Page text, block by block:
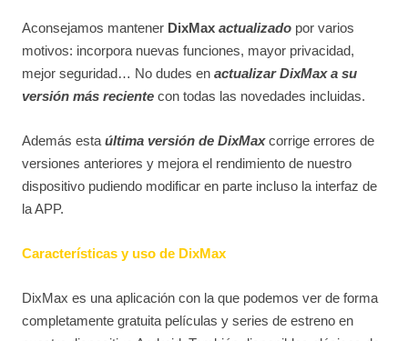
Aconsejamos mantener DixMax actualizado por varios
motivos: incorpora nuevas funciones, mayor privacidad,
mejor seguridad… No dudes en actualizar DixMax a su
versión más reciente con todas las novedades incluidas.
Además esta última versión de DixMaxcorrige errores de
versiones anteriores y mejora el rendimiento de nuestro
dispositivo pudiendo modificar en parte incluso la interfaz de
la APP.
Características y uso de DixMax
DixMax es una aplicación con la que podemos ver de forma
completamente gratuita películas y series de estreno en